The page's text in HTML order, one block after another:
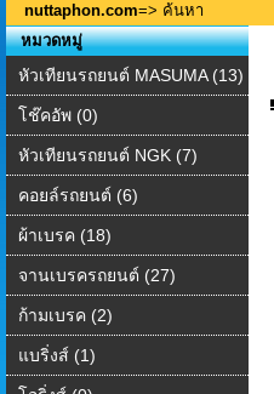
nuttaphon.com=> ค้นหา
หมวดหมู่
หัวเทียนรถยนต์ MASUMA (13)
โช๊คอัพ (0)
หัวเทียนรถยนต์ NGK (7)
คอยล์รถยนต์ (6)
ผ้าเบรค (18)
จานเบรครถยนต์ (27)
ก้ามเบรค (2)
แบริ่งส์ (1)